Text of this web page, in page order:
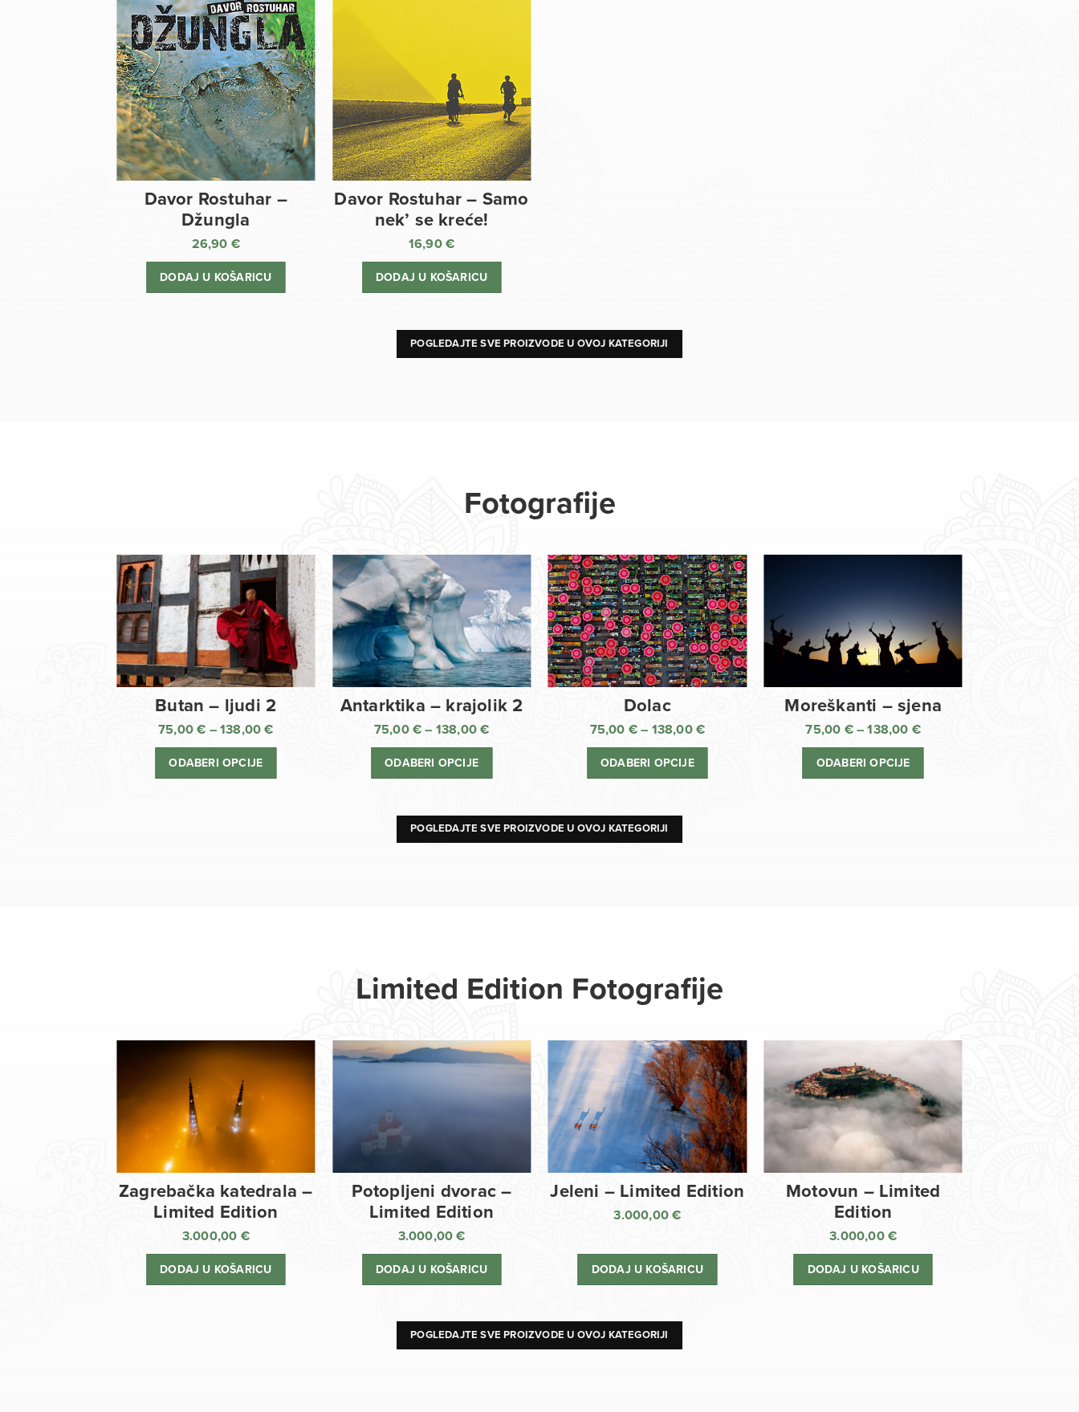
Davor Rostuhar –
Džungla
26,90 €
DODAJ U KOŠARICU
Davor Rostuhar – Samo
nek’ se kreće!
16,90€
DODAJ U KOŠARICU
POGLEDAJTE SVE PROIZVODE U OVOJ KATEGORIJI
Fotografije
Butan – ljudi 2
75,00€ – 138,00€
ODABERI OPCIJE
Antarktika – krajolik 2
75,00 € – 138,00€
138,00 €
ODABERI OPCIJE
Dolac
75,00 € – 138,00 €
cijena:
ODABERI OPCIJE
Moreškanti – sjena
75,00 € – 138,00 €Raspon
cijena:
ODABERI OPCIJE
POGLEDAJTE SVE PROIZVODE U OVOJ KATEGORIJI
Limited Edition Fotografije
Zagrebačka katedrala –
Limited Edition
3.000,00 €
DODAJ U KOŠARICU
Potopljeni dvorac –
Limited Edition
3.000,00€
DODAJ U KOŠARICU
Jeleni – Limited Edition
3.000,00€
DODAJ U KOŠARICU
Motovun – Limited
Edition
3.000,00 €
DODAJ U KOŠARICU
POGLEDAJTE SVE PROIZVODE U OVOJ KATEGORIJI